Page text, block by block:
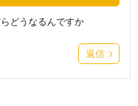
どうなるんですか
返信